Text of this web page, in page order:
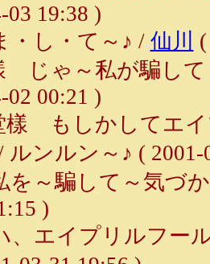
03 19:38 )
・し・て～♪ / 仙川
じゃ～私が騙し
02 00:21 )
樣 もしかしてエイ
/ ルンルン～♪ ( 2001-
を～騙して～気づ
)
、エイプリルフー